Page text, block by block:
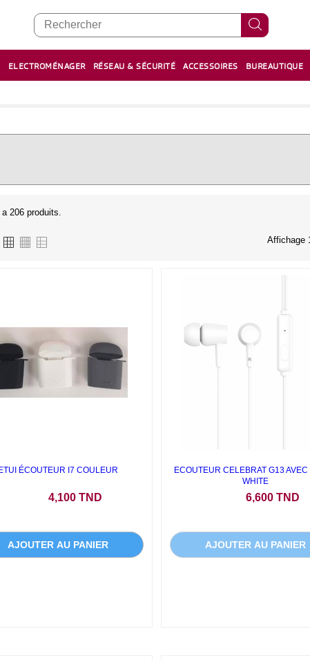
ELECTROMÉNAGER RÉSEAU & SÉCURITÉ ACCESSOIRES BUREAUTIQUE
206 produits.
Affichage
ÉCOUTEUR I7 COULEUR
4,100 TND
AJOUTER AU PANIER
ECOUTEUR CELEBRAT G13
WHITE
6,600 TND
AJOUTER AU PANIER